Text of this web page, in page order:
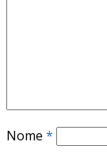
Nome *